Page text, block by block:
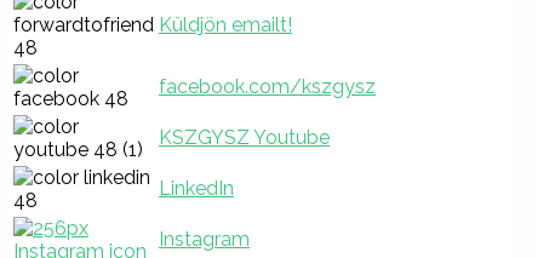
Küldjön emailt!
facebook.com/kszgysz
KSZGYSZ Youtube
LinkedIn
Instagram